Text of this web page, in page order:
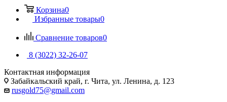
Корзина0
Избранные товары0
Сравнение товаров0
8 (3022) 32-26-07
Контактная информация
Забайкальский край, г. Чита, ул. Ленина, д. 123
rusgold75@gmail.com